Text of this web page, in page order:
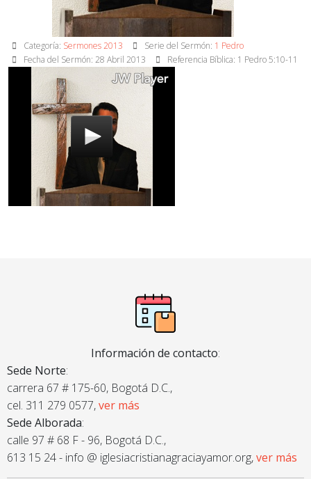
Categoría: Sermones 2013 Serie del Sermón: 1 Pedro
Fecha del Sermón: 28 Abril 2013
Referencia Bíblica: 1 Pedro 5:10-11
Información de contacto:
Sede Norte:
carrera 67 # 175-60, Bogotá D.C.,
cel. 311 279 0577,ver más
Sede Alborada:
calle 97 # 68 F - 96, Bogotá D.C.,
613 15 24 - info @ iglesiacristianagraciayamor.org,ver más